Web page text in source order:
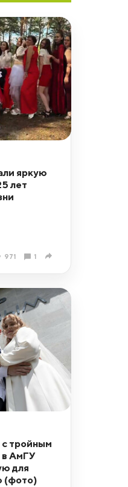
яркую
лет
971 1
тройным
АмГУ
для
(фото)